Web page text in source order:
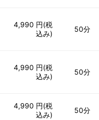
4,990 円(税
込み)
50分
4,990 円(税
込み)
50分
4,990 円(税
込み)
50分